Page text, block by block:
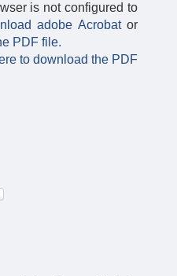
is not configured to
adobe Acrobat or
PDF file.
to download the PDF